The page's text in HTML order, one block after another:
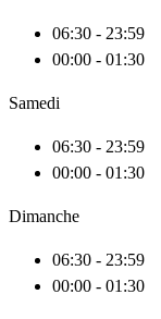
06:30 - 23:59
00:00 - 01:30
Samedi
06:30 - 23:59
00:00 - 01:30
Dimanche
06:30 - 23:59
00:00 - 01:30